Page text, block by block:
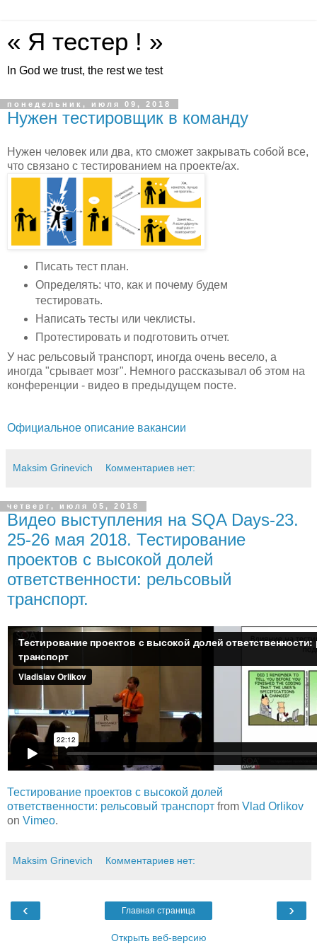
« Я тестер ! »
In God we trust, the rest we test
понедельник, июля 09, 2018
Нужен тестировщик в команду
Нужен человек или два, кто сможет закрывать собой все,
что связано с тестированием на проекте/ах.
Писать тест план.
Определять: что, как и почему будем
тестировать.
Написать тесты или чеклисты.
Протестировать и подготовить отчет.
У нас рельсовый транспорт, иногда очень весело, а
иногда "срывает мозг". Немного рассказывал об этом на
конференции - видео в предыдущем посте.
Официальное описание вакансии
Maksim Grinevich Комментариев нет:
четверг, июля 05, 2018
Видео выступления на SQA Days-23.
25-26 мая 2018. Тестирование
проектов с высокой долей
ответственности: рельсовый
транспорт.
Тестирование проектов с высокой долей
ответственности: рельсовый транспорт from Vlad Orlikov
on Vimeo.
Maksim Grinevich Комментариев нет:
‹ ›
Главная страница
Открыть веб-версию